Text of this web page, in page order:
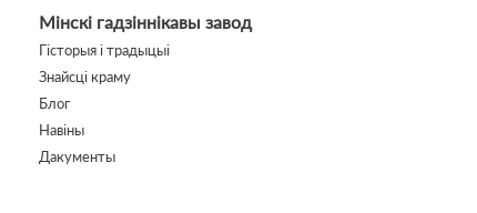
Мінскі гадзіннікавы завод
Гісторыя і традыцыі
Знайсці краму
Блог
Навіны
Дакументы